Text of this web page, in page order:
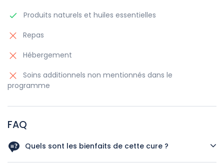
Produits naturels et huiles essentielles
Repas
Hébergement
Soins additionnels non mentionnés dans le
programme
FAQ
Quels sont les bienfaits de cette cure ?